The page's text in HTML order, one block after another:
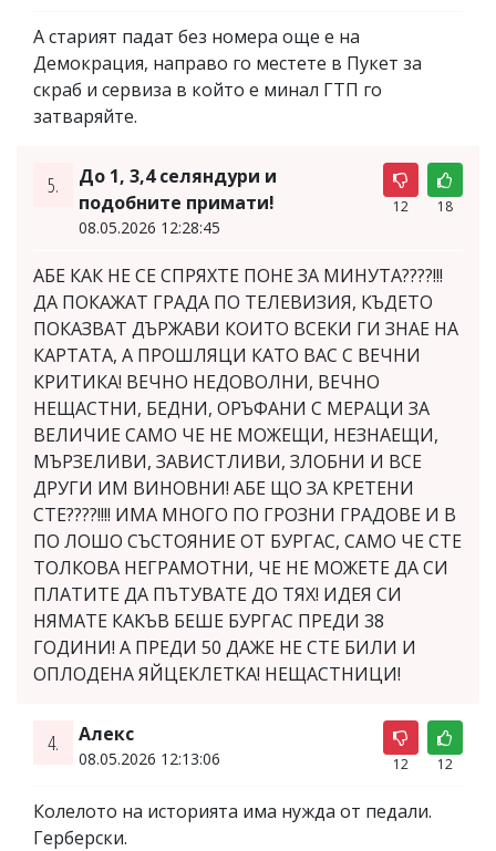
А старият падат без номера още е на
Демокрация, направо го местете в Пукет за
скраб и сервиза в който е минал ГТП го
затваряйте.
5.
До 1, 3,4 селяндури и
подобните примати!
08.05.2026 12:28:45
12 18
АБЕ КАК НЕ СЕ СПРЯХТЕ ПОНЕ ЗА МИНУТА????!!!
ДА ПОКАЖАТ ГРАДА ПО ТЕЛЕВИЗИЯ, КЪДЕТО
ПОКАЗВАТ ДЪРЖАВИ КОИТО ВСЕКИ ГИ ЗНАЕ НА
КАРТАТА, А ПРОШЛЯЦИ КАТО ВАС С ВЕЧНИ
КРИТИКА! ВЕЧНО НЕДОВОЛНИ, ВЕЧНО
НЕЩАСТНИ, БЕДНИ, ОРЪФАНИ С МЕРАЦИ ЗА
ВЕЛИЧИЕ САМО ЧЕ НЕ МОЖЕЩИ, НЕЗНАЕЩИ,
МЪРЗЕЛИВИ, ЗАВИСТЛИВИ, ЗЛОБНИ И ВСЕ
ДРУГИ ИМ ВИНОВНИ! АБЕ ЩО ЗА КРЕТЕНИ
СТЕ????!!!! ИМА МНОГО ПО ГРОЗНИ ГРАДОВЕ И В
ПО ЛОШО СЪСТОЯНИЕ ОТ БУРГАС, САМО ЧЕ СТЕ
ТОЛКОВА НЕГРАМОТНИ, ЧЕ НЕ МОЖЕТЕ ДА СИ
ПЛАТИТЕ ДА ПЪТУВАТЕ ДО ТЯХ! ИДЕЯ СИ
НЯМАТЕ КАКЪВ БЕШЕ БУРГАС ПРЕДИ 38
ГОДИНИ! А ПРЕДИ 50 ДАЖЕ НЕ СТЕ БИЛИ И
ОПЛОДЕНА ЯЙЦЕКЛЕТКА! НЕЩАСТНИЦИ!
4. Алекс
08.05.2026 12:13:06 12 12
Колелото на историята има нужда от педали.
Герберски.